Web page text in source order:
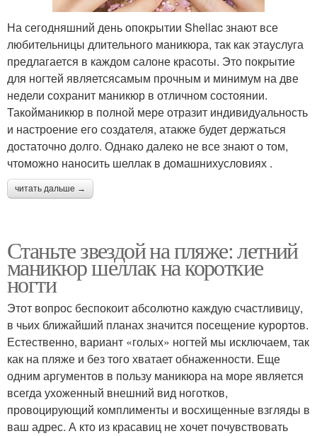
На сегодняшний день опокрытии Shellac знают все
любительницы длительного маникюра, так как этауслуга
предлагается в каждом салоне красоты. Это покрытие
для ногтей являетсясамым прочным и минимум на две
недели сохранит маникюр в отличном состоянии.
Такойманикюр в полной мере отразит индивидуальность
и настроение его создателя, атакже будет держаться
достаточно долго. Однако далеко не все знают о том,
чтоможно наносить шеллак в домашнихусловиях .
читать дальше →
Станьте звездой на пляже: летний
маникюр шеллак на короткие
ногти
Этот вопрос беспокоит абсолютно каждую счастливицу,
в чьих ближайший планах значится посещение курортов.
Естественно, вариант «голых» ногтей мы исключаем, так
как на пляже и без того хватает обнаженности. Еще
одним аргументов в пользу маникюра на море является
всегда ухоженный внешний вид ноготков,
провоцирующий комплименты и восхищенные взгляды в
ваш адрес. А кто из красавиц не хочет почувствовать